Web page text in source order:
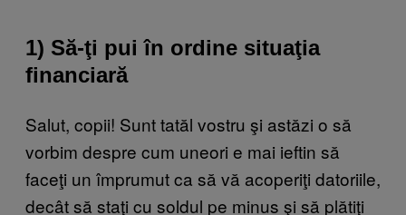
1) Să-ţi pui în ordine situaţia
financiară
Salut, copii! Sunt tatăl vostru şi astăzi o să
vorbim despre cum uneori e mai ieftin să
faceţi un împrumut ca să vă acoperiţi datoriile,
decât să staţi cu soldul pe minus şi să plătiţi